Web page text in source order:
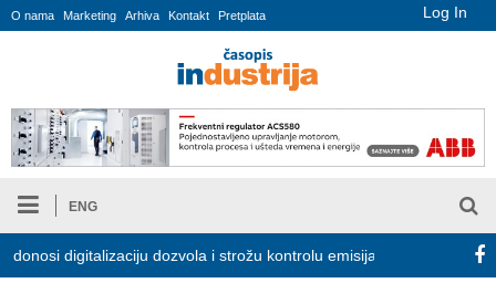
Log In
O nama Marketing Arhiva Kontakt Pretplata
ENG
digitalizaciju dozvola i strožu kontrolu emisija Proizvodnja